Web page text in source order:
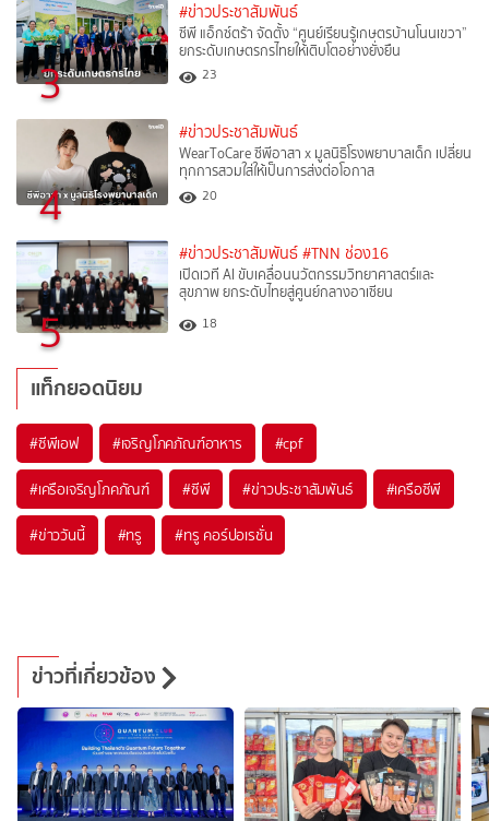
3
#ข่าวประชาสัมพันธ์
ซีพี แอ็กซ์ตร้า จัดตั้ง “ศูนย์เรียนรู้เกษตรบ้านโนนเขวา”
ยกระดับเกษตรกรไทยให้เติบโตอย่างยั่งยืน
23
4
#ข่าวประชาสัมพันธ์
WearToCare ซีพีอาสา x มูลนิธิโรงพยาบาลเด็ก เปลี่ยน
ทุกการสวมใส่ให้เป็นการส่งต่อโอกาส
20
5
#ข่าวประชาสัมพันธ์ #TNN ช่อง16
เปิดเวที AI ขับเคลื่อนนวัตกรรมวิทยาศาสตร์และ
สุขภาพ ยกระดับไทยสู่ศูนย์กลางอาเซียน
18
แท็กยอดนิยม
#ซีพีเอฟ #เจริญโภคภัณฑ์อาหาร #cpf
#เครือเจริญโภคภัณฑ์ #ซีพี #ข่าวประชาสัมพันธ์ #เครือซีพี
#ข่าววันนี้ #ทรู #ทรู คอร์ปอเรชั่น
ข่าวที่เกี่ยวข้อง